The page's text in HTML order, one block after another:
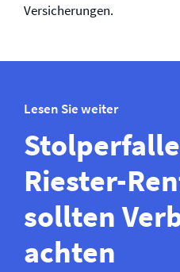
Versicherungen.
Lesen Sie weiter
Riester-
sollten
achten